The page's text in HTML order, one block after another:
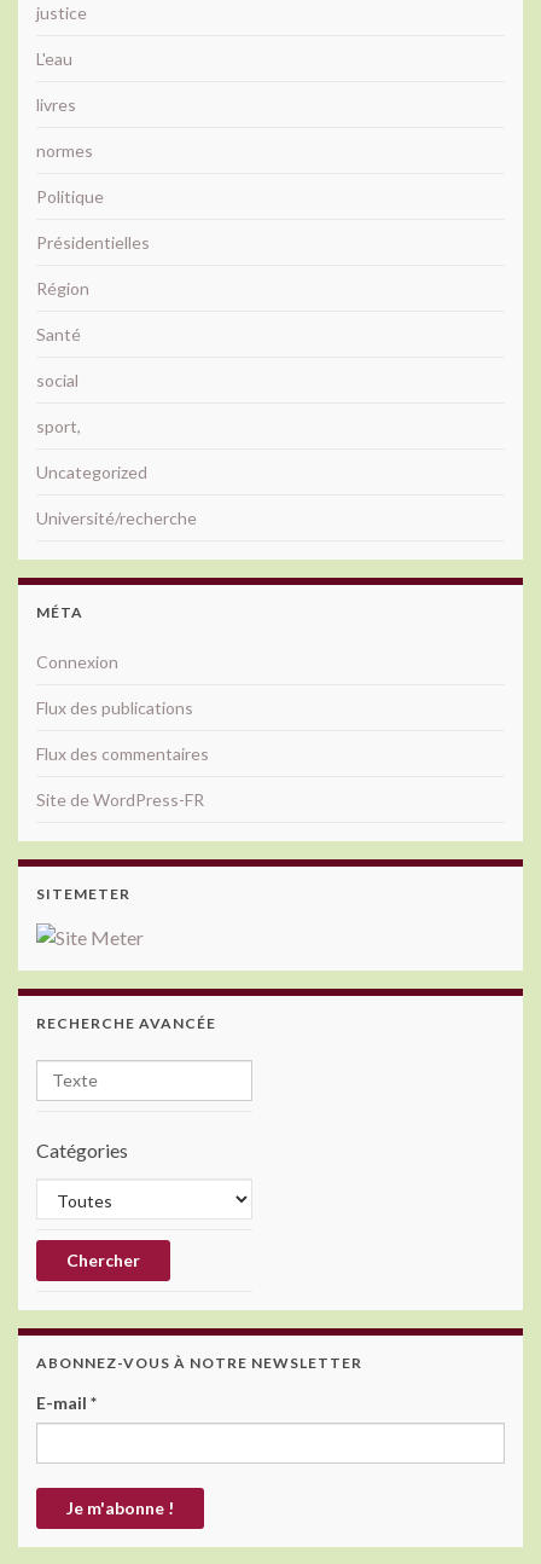
justice
L'eau
livres
normes
Politique
Présidentielles
Région
Santé
social
sport,
Uncategorized
Université/recherche
MÉTA
Connexion
Flux des publications
Flux des commentaires
Site de WordPress-FR
SITEMETER
RECHERCHE AVANCÉE
Catégories
ABONNEZ-VOUS À NOTRE NEWSLETTER
E-mail *